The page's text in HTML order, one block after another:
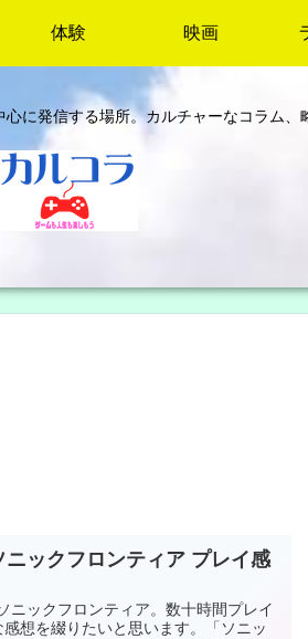
に発信する場所。カルチャーなコラム、
体験 映画
ニックフロンティア プレイ感
ニックフロンティア。数十時間プレイ
想を綴りたいと思います。「ソニッ